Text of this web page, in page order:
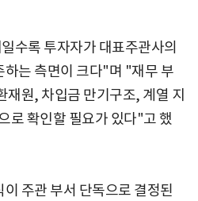
수록 투자자가 대표주관사의
하는 측면이 크다"며 "재무 부
재원, 차입금 만기구조, 계열 지
로 확인할 필요가 있다"고 했
주관 부서 단독으로 결정된